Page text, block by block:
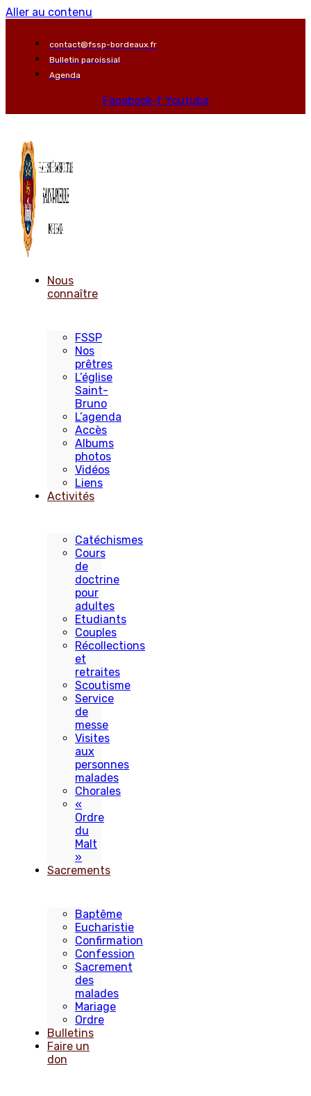
Aller au contenu
contact@fssp-bordeaux.fr
Bulletin paroissial
Agenda
Facebook-f Youtube
Nous
connaître
FSSP
Nos
prêtres
L’église
Saint-
Bruno
L’agenda
Accès
Albums
photos
Vidéos
Liens
Activités
Catéchismes
Cours
de
doctrine
pour
adultes
Etudiants
Couples
Récollections
et
retraites
Scoutisme
Service
de
messe
Visites
aux
personnes
malades
Chorales
«
Ordre
du
Malt
»
Sacrements
Baptême
Eucharistie
Confirmation
Confession
Sacrement
des
malades
Mariage
Ordre
Bulletins
Faire un
don